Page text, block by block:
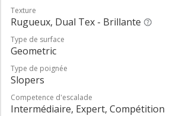
Texture
Rugueux, Dual Tex - Brillante
Type de surface
Geometric
Type de poignée
Slopers
Competence d'escalade
Intermédiaire, Expert, Compétition